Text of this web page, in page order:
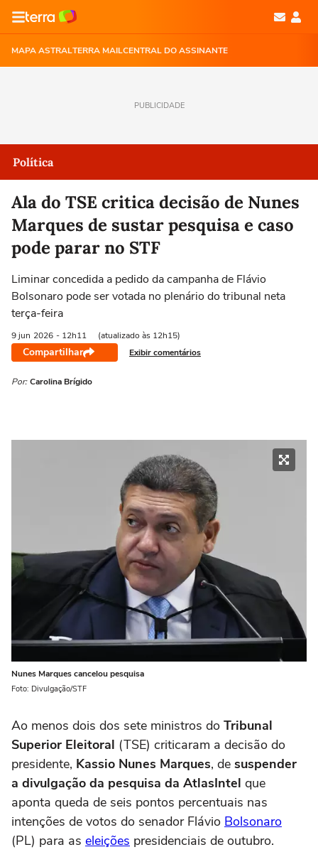
MAPA ASTRALTERRA MAILCENTRAL DO ASSINANTE
PUBLICIDADE
Política
Ala do TSE critica decisão de Nunes
Marques de sustar pesquisa e caso
pode parar no STF
Liminar concedida a pedido da campanha de Flávio
Bolsonaro pode ser votada no plenário do tribunal neta
terça-feira
9 jun 2026 - 12h11 (atualizado às 12h15)
Compartilhar Exibir comentários
Por: Carolina Brígido
Nunes Marques cancelou pesquisa
Foto: Divulgação/STF
Ao menos dois dos sete ministros do Tribunal
Superior Eleitoral (TSE) criticaram a decisão do
presidente, Kassio Nunes Marques, de suspender
a divulgação da pesquisa da AtlasIntel que
aponta queda de seis pontos percentuais nas
intenções de votos do senador Flávio Bolsonaro
(PL) para as eleições presidenciais de outubro.